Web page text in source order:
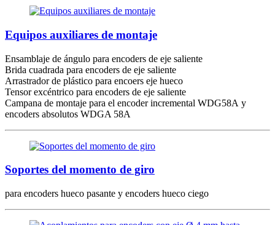
Equipos auxiliares de montaje
Ensamblaje de ángulo para encoders de eje saliente
Brida cuadrada para encoders de eje saliente
Arrastrador de plástico para encoers eje hueco
Tensor excéntrico para encoders de eje saliente
Campana de montaje para el encoder incremental WDG58A y
encoders absolutos WDGA 58A
Soportes del momento de giro
para encoders hueco pasante y encoders hueco ciego